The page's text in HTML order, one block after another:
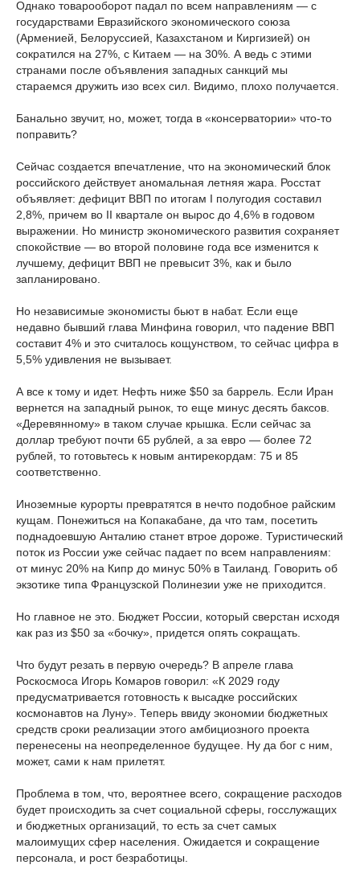
Однако товарооборот падал по всем направлениям — с
государствами Евразийского экономического союза
(Арменией, Белоруссией, Казахстаном и Киргизией) он
сократился на 27%, с Китаем — на 30%. А ведь с этими
странами после объявления западных санкций мы
стараемся дружить изо всех сил. Видимо, плохо получается.
Банально звучит, но, может, тогда в «консерватории» что-то
поправить?
Сейчас создается впечатление, что на экономический блок
российского действует аномальная летняя жара. Росстат
объявляет: дефицит ВВП по итогам I полугодия составил
2,8%, причем во II квартале он вырос до 4,6% в годовом
выражении. Но министр экономического развития сохраняет
спокойствие — во второй половине года все изменится к
лучшему, дефицит ВВП не превысит 3%, как и было
запланировано.
Но независимые экономисты бьют в набат. Если еще
недавно бывший глава Минфина говорил, что падение ВВП
составит 4% и это считалось кощунством, то сейчас цифра в
5,5% удивления не вызывает.
А все к тому и идет. Нефть ниже $50 за баррель. Если Иран
вернется на западный рынок, то еще минус десять баксов.
«Деревянному» в таком случае крышка. Если сейчас за
доллар требуют почти 65 рублей, а за евро — более 72
рублей, то готовьтесь к новым антирекордам: 75 и 85
соответственно.
Иноземные курорты превратятся в нечто подобное райским
кущам. Понежиться на Копакабане, да что там, посетить
поднадоевшую Анталию станет втрое дороже. Туристический
поток из России уже сейчас падает по всем направлениям:
от минус 20% на Кипр до минус 50% в Таиланд. Говорить об
экзотике типа Французской Полинезии уже не приходится.
Но главное не это. Бюджет России, который сверстан исходя
как раз из $50 за «бочку», придется опять сокращать.
Что будут резать в первую очередь? В апреле глава
Роскосмоса Игорь Комаров говорил: «К 2029 году
предусматривается готовность к высадке российских
космонавтов на Луну». Теперь ввиду экономии бюджетных
средств сроки реализации этого амбициозного проекта
перенесены на неопределенное будущее. Ну да бог с ним,
может, сами к нам прилетят.
Проблема в том, что, вероятнее всего, сокращение расходов
будет происходить за счет социальной сферы, госслужащих
и бюджетных организаций, то есть за счет самых
малоимущих сфер населения. Ожидается и сокращение
персонала, и рост безработицы.